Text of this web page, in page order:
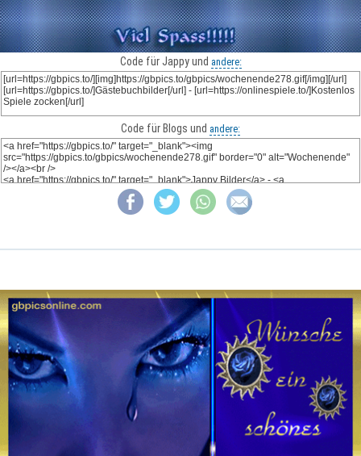
Code für Jappy und andere:
Code für Blogs und andere: